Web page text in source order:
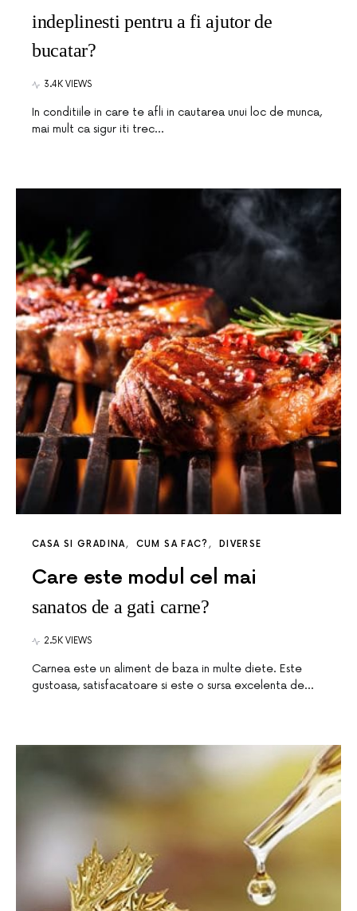
indeplinesti pentru a fi ajutor de
bucatar?
3.4K VIEWS
In conditiile in care te afli in cautarea unui loc de munca,
mai mult ca sigur iti trec…
CASA SI GRADINA CUM SA FAC? DIVERSE
Care este modul cel mai
sanatos de a gati carne?
2.5K VIEWS
Carnea este un aliment de baza in multe diete. Este
gustoasa, satisfacatoare si este o sursa excelenta de…